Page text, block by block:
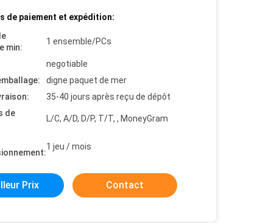
de paiement et expédition:
min:
1 ensemble/PCs
negotiable
digne paquet de mer
35-40 jours après reçu de dépôt
de
L/C, A/D, D/P, T/T, , MoneyGram
1 jeu / mois
Prix Contact